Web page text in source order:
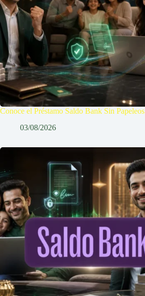
Conoce el Préstamo Saldo Bank Sin Papeleos
03/08/2026